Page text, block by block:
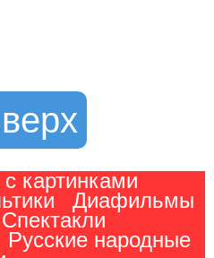
картинками
Диафильмы
Спектакли
Русские народные